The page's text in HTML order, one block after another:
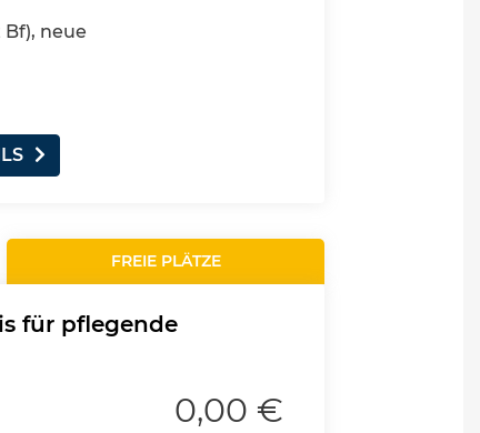
Bf), neue
FREIE PLÄTZE
für pflegende
0,00 €